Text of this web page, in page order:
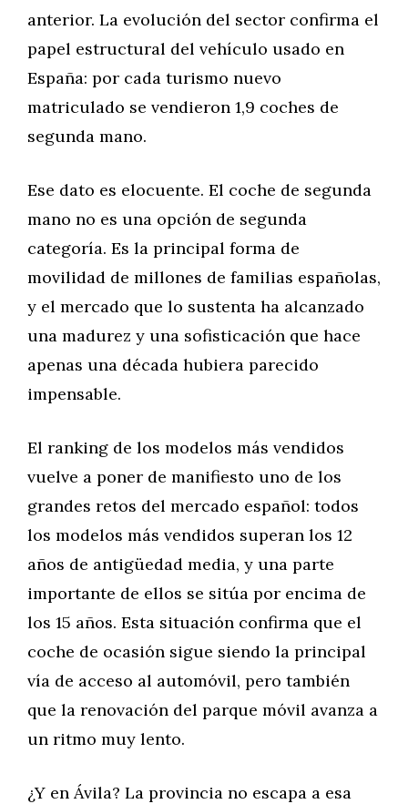
anterior. La evolución del sector confirma el
papel estructural del vehículo usado en
España: por cada turismo nuevo
matriculado se vendieron 1,9 coches de
segunda mano.
Ese dato es elocuente. El coche de segunda
mano no es una opción de segunda
categoría. Es la principal forma de
movilidad de millones de familias españolas,
y el mercado que lo sustenta ha alcanzado
una madurez y una sofisticación que hace
apenas una década hubiera parecido
impensable.
El ranking de los modelos más vendidos
vuelve a poner de manifiesto uno de los
grandes retos del mercado español: todos
los modelos más vendidos superan los 12
años de antigüedad media, y una parte
importante de ellos se sitúa por encima de
los 15 años. Esta situación confirma que el
coche de ocasión sigue siendo la principal
vía de acceso al automóvil, pero también
que la renovación del parque móvil avanza a
un ritmo muy lento.
¿Y en Ávila? La provincia no escapa a esa